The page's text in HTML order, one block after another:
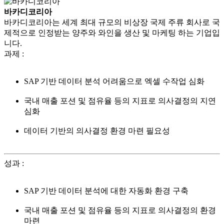
바카디코리아
바카디코리아는 세계 최대 규모의 비상장 국제 주류 회사로 국
제적으로 인정받는 양주와 와인을 생산 및 마케팅 하는 기업입
니다.
과제 :
SAP 기반 데이터 분석 어려움으로 엑셀 수작업 심화
국내 매출 포션 및 점유율 등의 지표로 의사결정의 지연
심화
데이터 기반의 의사결정 환경 마련 필요성
성과 :
SAP 기반 데이터 분석에 대한 자동화 환경 구축
국내 매출 포션 및 점유율 등의 지표로 의사결정의 환경
마련